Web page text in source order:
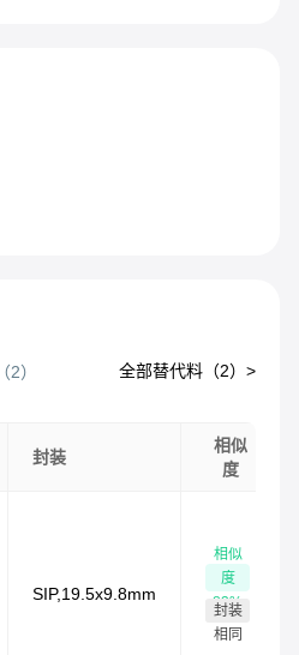
（2） 全部替代料（2）>
封装
相似
度
SIP,19.5x9.8mm
相似
度
83%
封装
相同